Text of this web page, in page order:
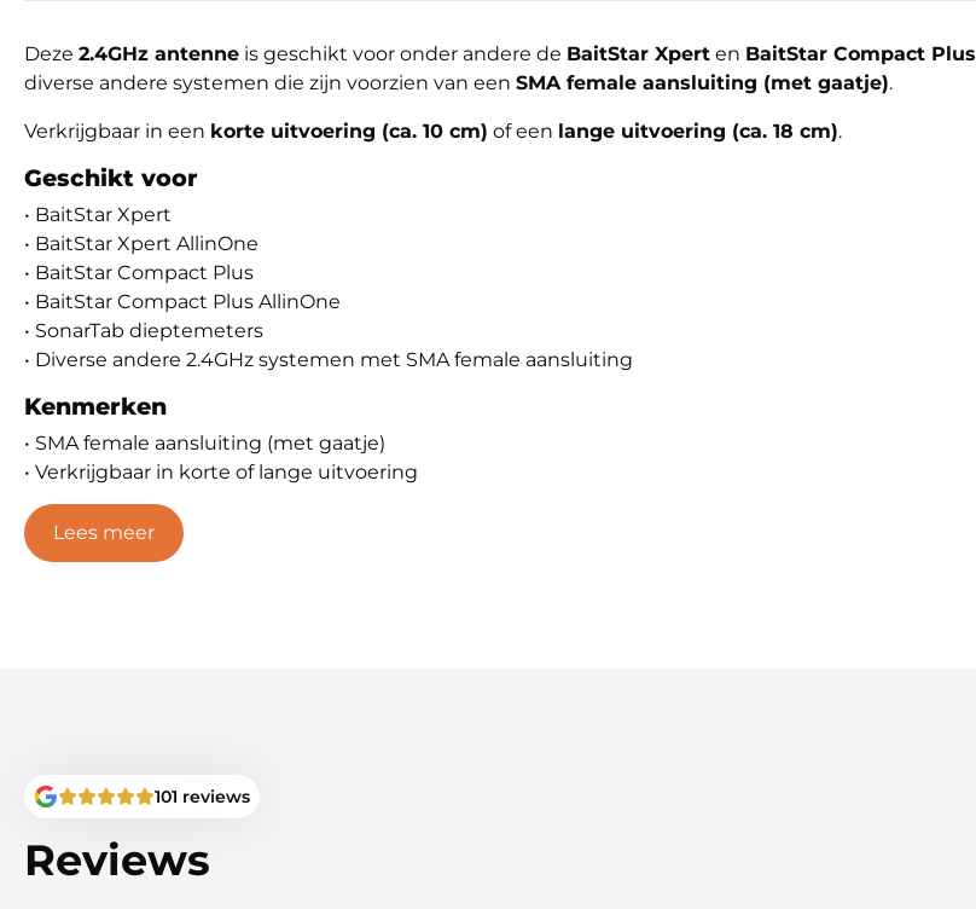
Deze 2.4GHz antenne is geschikt voor onder andere de BaitStar Xpert en BaitStar Compact Plus
diverse andere systemen die zijn voorzien van een SMA female aansluiting (met gaatje).
Verkrijgbaar in een korte uitvoering (ca. 10 cm) of een lange uitvoering (ca. 18 cm).
Geschikt voor
• BaitStar Xpert
• BaitStar Xpert AllinOne
• BaitStar Compact Plus
• BaitStar Compact Plus AllinOne
• SonarTab dieptemeters
• Diverse andere 2.4GHz systemen met SMA female aansluiting
Kenmerken
• SMA female aansluiting (met gaatje)
• Verkrijgbaar in korte of lange uitvoering
• Frequentie: 2.4GHz
• Geschikt voor voerboten en dieptemeters
• Eenvoudig te vervangen en te monteren
• Aansluiting: SMA female
• Lengte: circa 10 cm of 18 cm
Lees meer
101 reviews
Reviews